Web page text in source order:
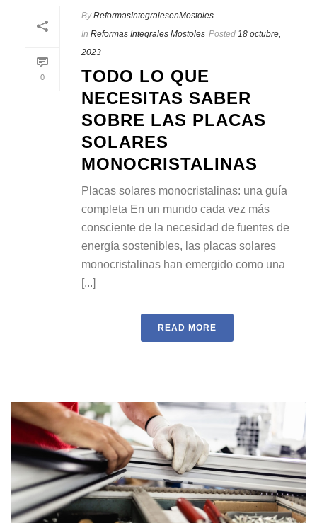
0
By ReformasIntegralesenMostoles
In Reformas Integrales Mostoles Posted 18 octubre,
2023
TODO LO QUE
NECESITAS SABER
SOBRE LAS PLACAS
SOLARES
MONOCRISTALINAS
Placas solares monocristalinas: una guía
completa En un mundo cada vez más
consciente de la necesidad de fuentes de
energía sostenibles, las placas solares
monocristalinas han emergido como una
[...]
READ MORE